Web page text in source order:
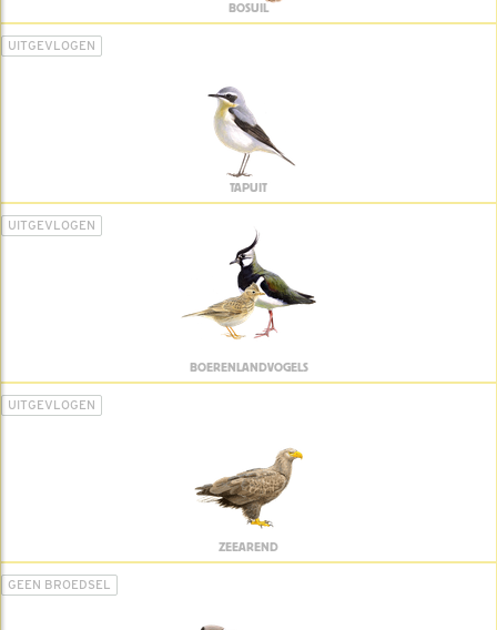
BOSUIL
UITGEVLOGEN
TAPUIT
UITGEVLOGEN
BOERENLANDVOGELS
UITGEVLOGEN
ZEEAREND
GEEN BROEDSEL